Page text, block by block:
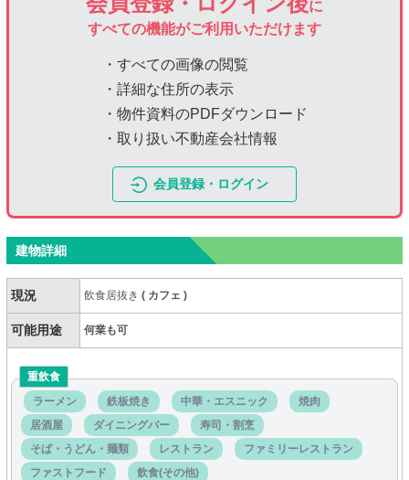
に
すべての機能がご利用いただけます
・すべての画像の閲覧
・詳細な住所の表示
・物件資料のPDFダウンロード
・取り扱い不動産会社情報
会員登録・ログイン
建物詳細
現況 飲食居抜き( カフェ)
可能用途 何業も可
重飲食
ラーメン
鉄板焼き 中華・エスニック
焼肉
居酒屋
ダイニングバー
寿司・割烹
そば・うどん・麺類
レストラン
ファミリーレストラン
ファストフード
飲食(その他)